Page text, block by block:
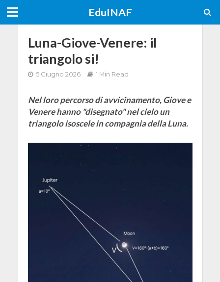
EduINAF
Luna-Giove-Venere: il
triangolo si!
5 Giugno 2026 1 Min Read
Nel loro percorso di avvicinamento, Giove e
Venere hanno "disegnato" nel cielo un
triangolo isoscele in compagnia della Luna.